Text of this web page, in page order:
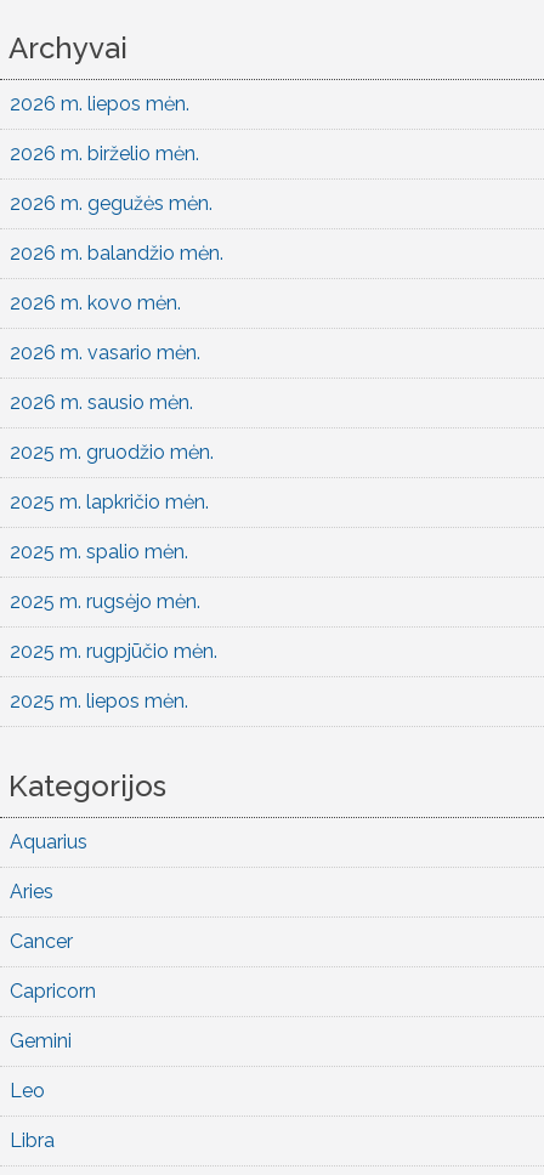
Archyvai
2026 m. liepos mėn.
2026 m. birželio mėn.
2026 m. gegužės mėn.
2026 m. balandžio mėn.
2026 m. kovo mėn.
2026 m. vasario mėn.
2026 m. sausio mėn.
2025 m. gruodžio mėn.
2025 m. lapkričio mėn.
2025 m. spalio mėn.
2025 m. rugsėjo mėn.
2025 m. rugpjūčio mėn.
2025 m. liepos mėn.
Kategorijos
Aquarius
Aries
Cancer
Capricorn
Gemini
Leo
Libra